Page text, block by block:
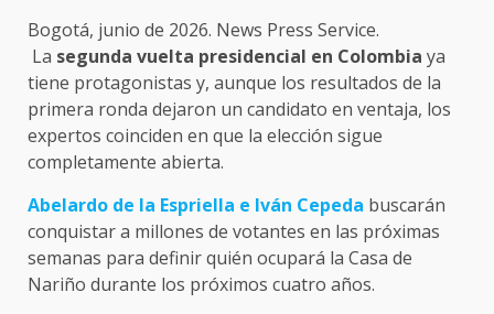
Bogotá, junio de 2026. News Press Service.
La segunda vuelta presidencial en Colombia ya
tiene protagonistas y, aunque los resultados de la
primera ronda dejaron un candidato en ventaja, los
expertos coinciden en que la elección sigue
completamente abierta.
Abelardo de la Espriella e Iván Cepeda buscarán
conquistar a millones de votantes en las próximas
semanas para definir quién ocupará la Casa de
Nariño durante los próximos cuatro años.